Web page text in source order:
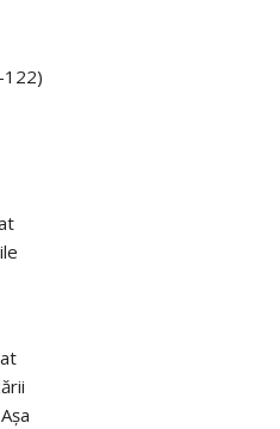
122)